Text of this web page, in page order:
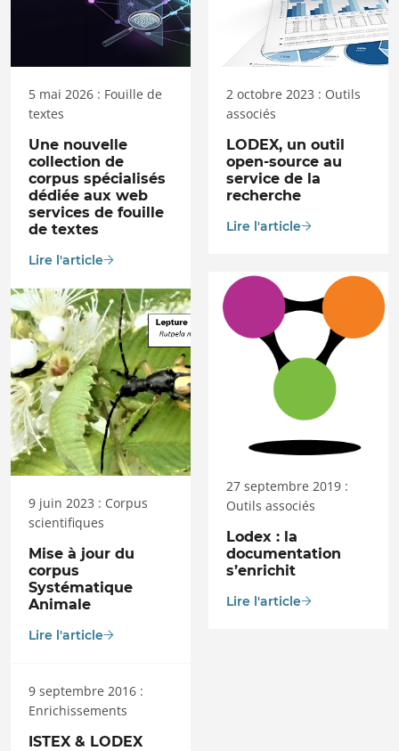
5 mai 2026 : Fouille de
textes
Une nouvelle
collection de
corpus spécialisés
dédiée aux web
services de fouille
de textes
Lire l'article
2 octobre 2023 : Outils
associés
LODEX, un outil
open-source au
service de la
recherche
Lire l'article
9 juin 2023 : Corpus
scientifiques
Mise à jour du
corpus
Systématique
Animale
Lire l'article
27 septembre 2019 :
Outils associés
Lodex : la
documentation
s’enrichit
Lire l'article
9 septembre 2016 :
Enrichissements
ISTEX & LODEX